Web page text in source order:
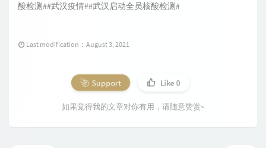
酸检测##武汉疫情##武汉启动全员核酸检测#
Last modification：August 3, 2021
Support Like0
如果觉得我的文章对你有用，请随意赞赏~